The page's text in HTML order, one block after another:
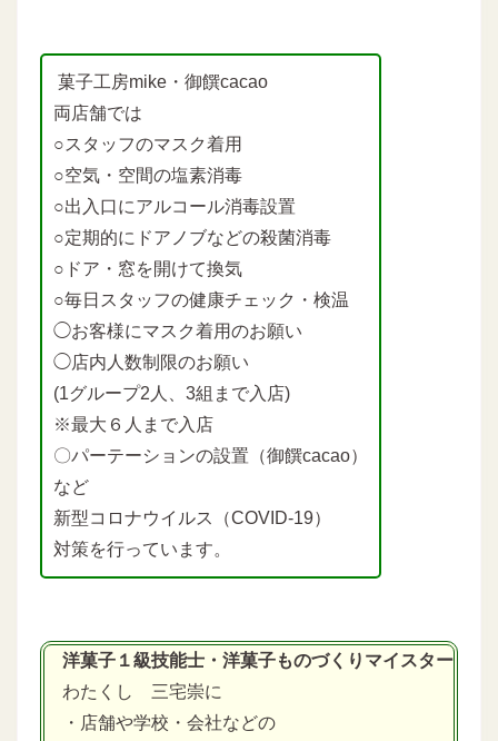
菓子工房mike・御饌cacao
両店舗では
○スタッフのマスク着用
○空気・空間の塩素消毒
○出入口にアルコール消毒設置
○定期的にドアノブなどの殺菌消毒
○ドア・窓を開けて換気
○毎日スタッフの健康チェック・検温
◯お客様にマスク着用のお願い
◯店内人数制限のお願い
(1グループ2人、3組まで入店)
※最大６人まで入店
〇パーテーションの設置（御饌cacao）
など
新型コロナウイルス（COVID-19）
対策を行っています。
洋菓子１級技能士・洋菓子ものづくりマイスター
わたくし 三宅崇に
・店舗や学校・会社などの